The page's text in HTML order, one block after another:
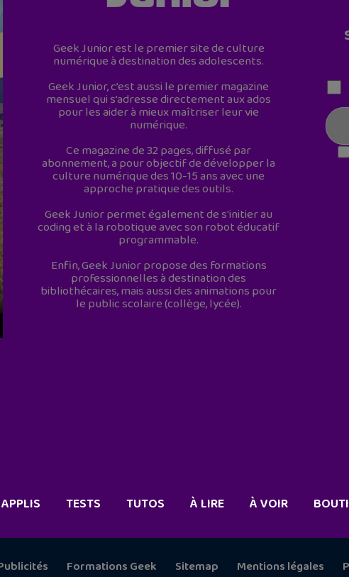
Geek Junior est le premier site de culture
numérique à destination des adolescents.
Geek Junior, c’est aussi le premier magazine
mensuel qui s’adresse directement aux ados
pour les aider à mieux maîtriser leur vie
numérique.
Ce magazine de 32 pages, diffusé par
abonnement, a pour objectif de développer la
culture numérique des 10-15 ans avec une
approche pratique des outils.
Geek Junior permet également de s'initier au
coding et à la robotique avec son robot éducatif
programmable.
Enfin, Geek Junior propose des formations
professionnelles à destination des
bibliothécaires, mais aussi des animations pour
le public scolaire (collège, lycée).
APPLIS TESTS TUTOS À LIRE À VOIR
Formations Geek Sitemap Mentions légales